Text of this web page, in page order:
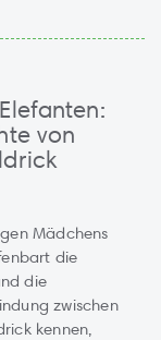
von
Mädchens
die
die
zwischen
kennen,